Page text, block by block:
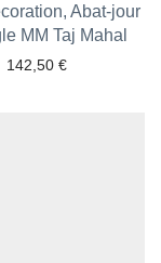
Abat-jour
MM Taj Mahal
142,50 €
aux favoris